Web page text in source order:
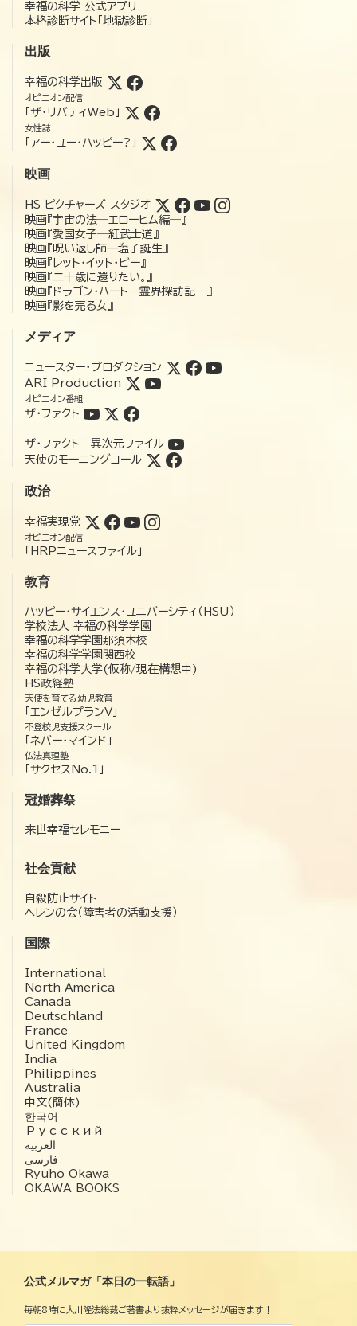
幸福の科学 公式アプリ
本格診断サイト「地獄診断」
出版
幸福の科学出版
オピニオン配信
「ザ・リバティWeb」
女性誌
「アー・ユー・ハッピー?」
映画
HS ピクチャーズ スタジオ
映画『宇宙の法―エローヒム編―』
映画『愛国女子―紅武士道』
映画『呪い返し師—塩子誕生』
映画『レット・イット・ビー』
映画『二十歳に還りたい。』
映画『ドラゴン・ハート―霊界探訪記―』
映画『影を売る女』
メディア
ニュースター・プロダクション
ARI Production
オピニオン番組
ザ・ファクト
ザ・ファクト 異次元ファイル
天使のモーニングコール
政治
幸福実現党
オピニオン配信
「HRPニュースファイル」
教育
ハッピー・サイエンス・ユニバーシティ（HSU）
学校法人 幸福の科学学園
幸福の科学学園那須本校
幸福の科学学園関西校
幸福の科学大学(仮称/現在構想中)
HS政経塾
天使を育てる幼児教育
「エンゼルプランV」
不登校児支援スクール
「ネバー・マインド」
仏法真理塾
「サクセスNo.1」
冠婚葬祭
来世幸福セレモニー
社会貢献
自殺防止サイト
ヘレンの会（障害者の活動支援）
国際
International
North America
Canada
Deutschland
France
United Kingdom
India
Philippines
Australia
中文(簡体)
한국어
Русский
العربية‏
فارسی
Ryuho Okawa
OKAWA BOOKS
公式メルマガ「本日の一転語」
毎朝8時に大川隆法総裁ご著書より抜粋メッセージが届きます！